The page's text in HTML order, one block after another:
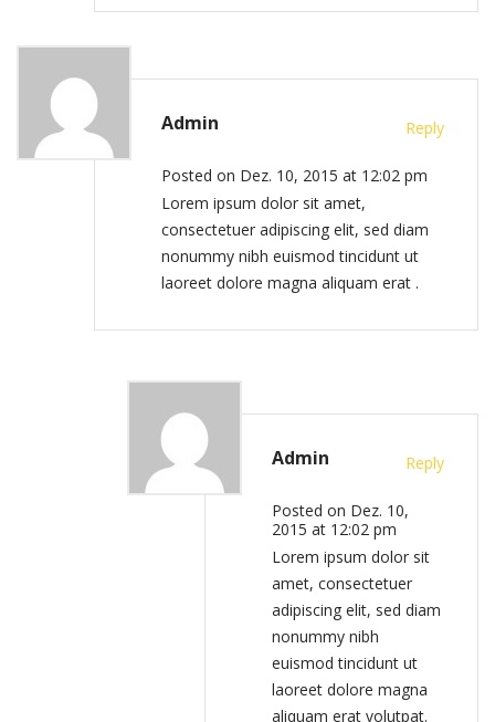
Admin Reply
Posted on Dez. 10, 2015 at 12:02 pm
Lorem ipsum dolor sit amet,
consectetuer adipiscing elit, sed diam
nonummy nibh euismod tincidunt ut
laoreet dolore magna aliquam erat .
Admin Reply
Posted on Dez. 10,
2015 at 12:02 pm
Lorem ipsum dolor sit
amet, consectetuer
adipiscing elit, sed diam
nonummy nibh
euismod tincidunt ut
laoreet dolore magna
aliquam erat volutpat.